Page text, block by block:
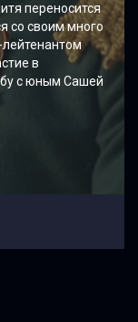
переносится
со своим много
в
с юным Сашей